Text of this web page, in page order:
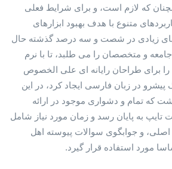
که لازم است، و برای شرایط فعلی
متنوع با هدف بهبود ابزارهای
زیادی در شصت و سه درصد گذشته حال
و متخصصان را می طلبد، تا با نرم
را برای طراحان رایانه ای علی الخصوص
در زبان فارسی ایجاد کرد، در این
که تمام و دشواری موجود در ارائه
به پایان رسد و زمان مورد نیاز شامل
و جوابگوی سوالات پیوسته اهل
مورد استفاده قرار گیرد.